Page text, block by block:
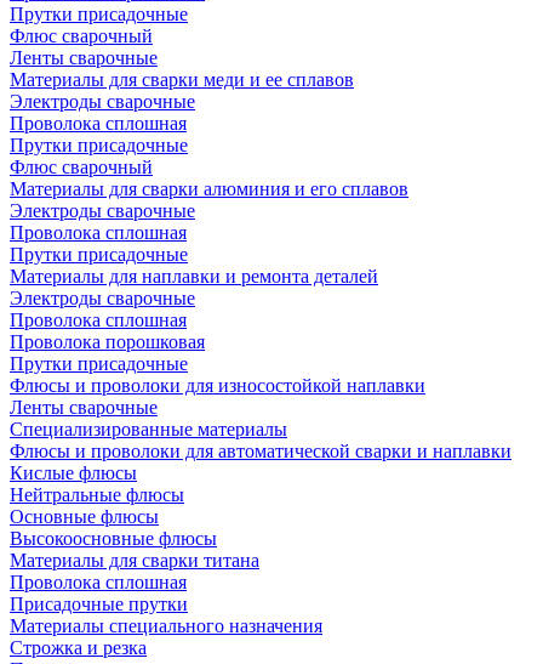
Прутки присадочные
Флюс сварочный
Ленты сварочные
Материалы для сварки меди и ее сплавов
Электроды сварочные
Проволока сплошная
Прутки присадочные
Флюс сварочный
Материалы для сварки алюминия и его сплавов
Электроды сварочные
Проволока сплошная
Прутки присадочные
Материалы для наплавки и ремонта деталей
Электроды сварочные
Проволока сплошная
Проволока порошковая
Прутки присадочные
Флюсы и проволоки для износостойкой наплавки
Ленты сварочные
Специализированные материалы
Флюсы и проволоки для автоматической сварки и наплавки
Кислые флюсы
Нейтральные флюсы
Основные флюсы
Высокоосновные флюсы
Материалы для сварки титана
Проволока сплошная
Присадочные прутки
Материалы специального назначения
Строжка и резка